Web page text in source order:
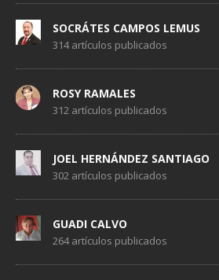
SOCRÁTES CAMPOS LEMUS
314 artículos publicados
ROSY RAMALES
312 artículos publicados
JOEL HERNÁNDEZ SANTIAGO
302 artículos publicados
GUADI CALVO
264 artículos publicados